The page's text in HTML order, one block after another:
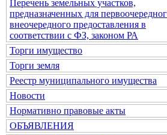
Перечень земельных участков,
предназначенных для
внеочередного предоставления в
соответствии с ФЗ, законом РА
Торги имущество
Торги земля
Реестр муниципального имущества
Новости
Нормативно правовые акты
ОБЪЯВЛЕНИЯ